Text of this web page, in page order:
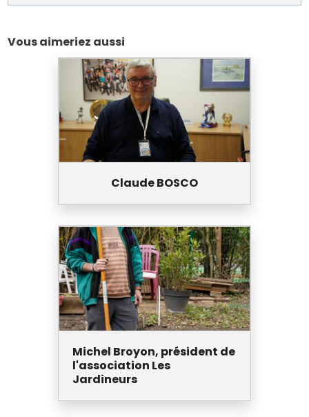
Vous aimeriez aussi
Claude BOSCO
Michel Broyon, président de
l'association Les
Jardineurs